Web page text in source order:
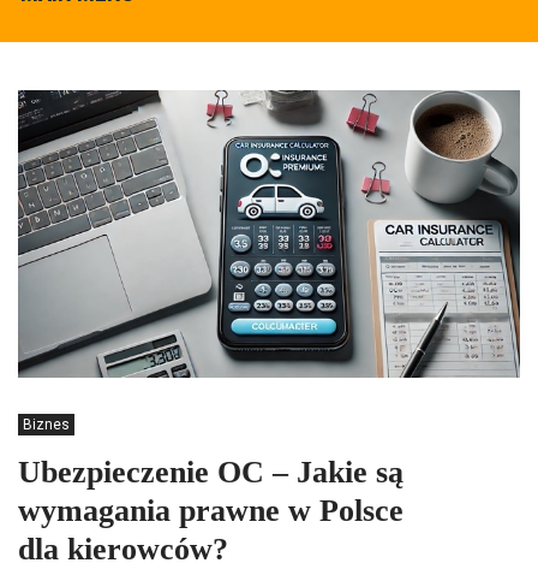
Biznes
Ubezpieczenie OC – Jakie są
wymagania prawne w Polsce
dla kierowców?